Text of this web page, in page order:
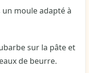
un moule adapté à
sur la pâte et
de beurre.